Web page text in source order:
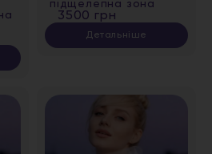
підщелепна зона
3500 грн
Детальніше